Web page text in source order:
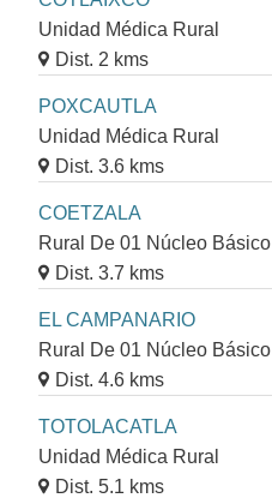
Unidad Médica Rural
Dist. 2 kms
POXCAUTLA
Unidad Médica Rural
Dist. 3.6 kms
COETZALA
Rural De 01 Núcleo Básico
Dist. 3.7 kms
EL CAMPANARIO
Rural De 01 Núcleo Básico
Dist. 4.6 kms
TOTOLACATLA
Unidad Médica Rural
Dist. 5.1 kms